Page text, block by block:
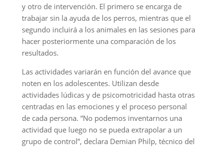
y otro de intervención. El primero se encarga de
trabajar sin la ayuda de los perros, mientras que el
segundo incluirá a los animales en las sesiones para
hacer posteriormente una comparación de los
resultados.
Las actividades variarán en función del avance que
noten en los adolescentes. Utilizan desde
actividades lúdicas y de psicomotricidad hasta otras
centradas en las emociones y el proceso personal
de cada persona. “No podemos inventarnos una
actividad que luego no se pueda extrapolar a un
grupo de control”, declara Demian Philp, técnico del